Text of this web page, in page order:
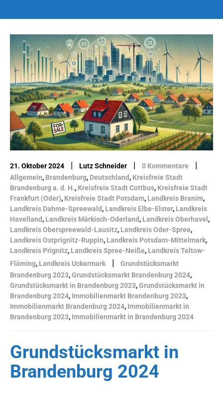
21. Oktober 2024 | Lutz Schneider | 0 Kommentare |
Allgemein, Brandenburg, Deutschland , Kreisfreie Stadt
Brandenburg a. d. H., Kreisfreie Stadt Cottbus, Kreisfreie Stadt
Frankfurt (Oder), Kreisfreie Stadt Potsdam, Landkreis Branim,
Landkreis Dahme-Spreewald , Landkreis Elbe-Elster, Landkreis
Havelland , Landkreis Märkisch-Oderland , Landkreis Oberhavel ,
Landkreis Oberspreewald-Lausitz, Landkreis Oder-Spree,
Landkreis Ostprignitz-Ruppin, Landkreis Potsdam-Mittelmark,
Landkreis Prignitz, Landkreis Spree-Neiße, Landkreis Teltow-
Fläming, Landkreis Uckermark |
Grundstücksmarkt
Brandenburg 2023,Grundstücksmarkt Brandenburg 2024,
Grundstücksmarkt in Brandenburg 2023,Grundstücksmarkt in
Brandenburg 2024, Immobilienmarkt Brandenburg 2023,
Immobilienmarkt Brandenburg 2024, Immobilienmarkt in
Brandenburg 2023, Immobilienmarkt in Brandenburg 2024
Grundstücksmarkt in
Brandenburg 2024